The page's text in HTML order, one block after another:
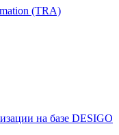
на базе DESIGO
(TRA)